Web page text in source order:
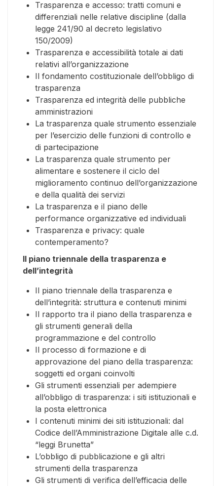
Trasparenza e accesso: tratti comuni e
differenziali nelle relative discipline (dalla
legge 241/90 al decreto legislativo
150/2009)
Trasparenza e accessibilità totale ai dati
relativi all’organizzazione
Il fondamento costituzionale dell’obbligo di
trasparenza
Trasparenza ed integrità delle pubbliche
amministrazioni
La trasparenza quale strumento essenziale
per l’esercizio delle funzioni di controllo e
di partecipazione
La trasparenza quale strumento per
alimentare e sostenere il ciclo del
miglioramento continuo dell’organizzazione
e della qualità dei servizi
La trasparenza e il piano delle
performance organizzative ed individuali
Trasparenza e privacy: quale
contemperamento?
Il piano triennale della trasparenza e
dell’integrità
Il piano triennale della trasparenza e
dell’integrità: struttura e contenuti minimi
Il rapporto tra il piano della trasparenza e
gli strumenti generali della
programmazione e del controllo
Il processo di formazione e di
approvazione del piano della trasparenza:
soggetti ed organi coinvolti
Gli strumenti essenziali per adempiere
all’obbligo di trasparenza: i siti istituzionali e
la posta elettronica
I contenuti minimi dei siti istituzionali: dal
Codice dell’Amministrazione Digitale alle c.d.
“leggi Brunetta”
L’obbligo di pubblicazione e gli altri
strumenti della trasparenza
Gli strumenti di verifica dell’efficacia delle